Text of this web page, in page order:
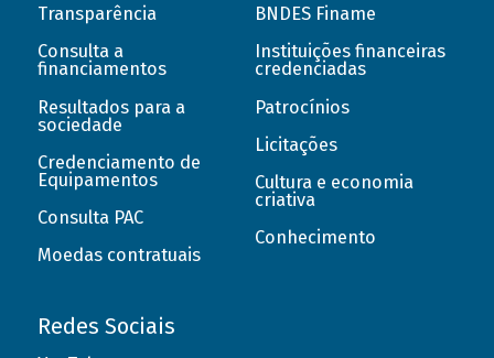
Transparência
Consulta a
financiamentos
Resultados para a
sociedade
Credenciamento de
Equipamentos
Consulta PAC
Moedas contratuais
BNDES Finame
Instituições financeiras
credenciadas
Patrocínios
Licitações
Cultura e economia
criativa
Conhecimento
Redes Sociais